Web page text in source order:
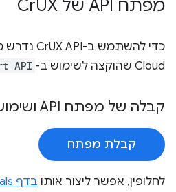
מפתח API של Cr UX
Cloud שהוקצה לשימוש ב-
API
קבלה של מפתח API ושימוש בו
קבלת מפתח
לחלופין, אפשר ליצור אותו בדף Credentials